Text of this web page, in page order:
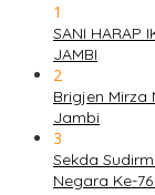
1
SANI HARAP
JAMBI
2
Brigjen
Jambi
3
Sekda
Negara Ke-